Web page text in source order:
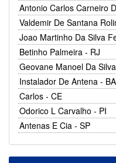
Antonio Carlos Carneiro
Valdemir De Santana
Joao Martinho Da Silva
Betinho Palmeira - RJ
Geovane Manoel Da
Instalador De Antena - BA
Carlos - CE
Odorico L Carvalho - PI
Antenas E Cia - SP